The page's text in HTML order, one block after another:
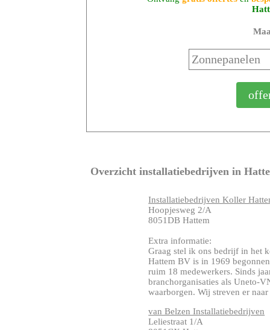
Overzicht installatiebedrijven in
Installatiebedrijven Koller
Hoopjesweg 2/A
8051DB Hattem
Extra informatie:
Graag stel ik ons bedrijf in het
Hattem BV is in 1969
ruim 18 medewerkers. Sinds
branchorganisaties als Uneto-
waarborgen. Wij streven er
van Belzen Installatiebedrijven
Leliestraat 1/A